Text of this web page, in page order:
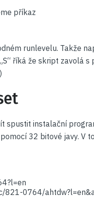
příkaz
runlevelu. Takže
říká že skript zavolá s
spustit instalační
32 bitové javy. V
821-0764/